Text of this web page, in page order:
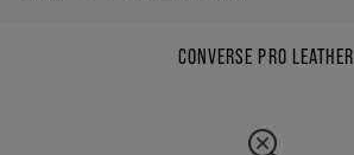
CONVERSE PRO LEATHER